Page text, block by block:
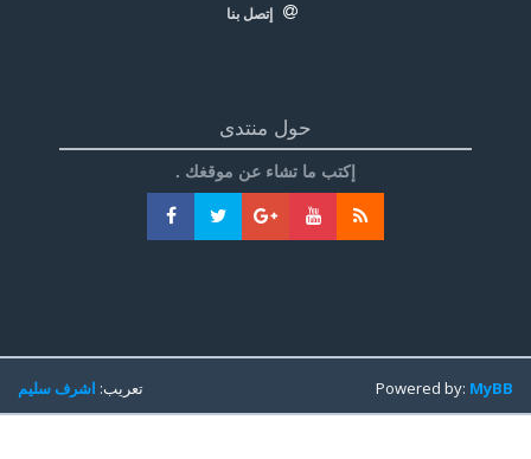
إتصل بنا
حول منتدى
إكتب ما تشاء عن موقغك .
تعريب:اشرف سليم Powered by:MyBB